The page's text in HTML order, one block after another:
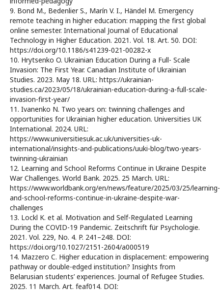
9. Bond M., Bedenlier S., Marín V. I., Händel M. Emergency
remote teaching in higher education: mapping the first global
online semester. International Journal of Educational
Technology in Higher Education. 2021. Vol. 18. Art. 50. DOI:
https://doi.org/10.1186/s41239-021-00282-x
10. Hrytsenko O. Ukrainian Education During a Full- Scale
Invasion: The First Year. Canadian Institute of Ukrainian
Studies. 2023. May 18. URL: https://ukrainian-
studies.ca/2023/05/18/ukrainian-education-during-a-full-scale-
invasion-first-year/
11. Ivanenko N. Two years on: twinning challenges and
opportunities for Ukrainian higher education. Universities UK
International. 2024. URL:
https://www.universitiesuk.ac.uk/universities-uk-
international/insights-and-publications/uuki-blog/two-years-
twinning-ukrainian
12. Learning and School Reforms Continue in Ukraine Despite
War Challenges. World Bank. 2025. 25 March. URL:
https://www.worldbank.org/en/news/feature/2025/03/25/learning-
and-school-reforms-continue-in-ukraine-despite-war-
challenges
13. Lockl K. et al. Motivation and Self-Regulated Learning
During the COVID-19 Pandemic. Zeitschrift für Psychologie.
2021. Vol. 229, No. 4. P. 241–248. DOI:
https://doi.org/10.1027/2151-2604/a000519
14. Mazzero C. Higher education in displacement: empowering
pathway or double-edged institution? Insights from
Belarusian students’ experiences. Journal of Refugee Studies.
2025. 11 March. Art. feaf014. DOI: